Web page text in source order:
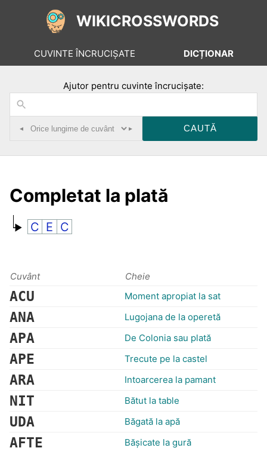
WIKICROSSWORDS
CUVINTE ÎNCRUCIȘATE DICȚIONAR
Ajutor pentru cuvinte încrucișate:
◂ ▸
Completat la plată
C E C
Cuvânt Cheie
ACU Moment apropiat la sat
ANA Lugojana de la operetă
APA De Colonia sau plată
APE Trecute pe la castel
ARA Intoarcerea la pamant
NIT Bătut la table
UDA Băgată la apă
AFTE Băşicate la gură